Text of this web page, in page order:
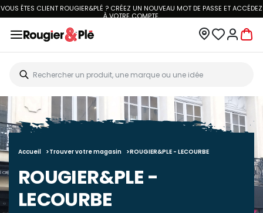
VOUS ÊTES CLIENT ROUGIER&PLÉ ? CRÉEZ UN NOUVEAU MOT DE PASSE ET ACCÉDEZ
ÀVOTRE COMPTE.
Accueil Trouver votre magasin ROUGIER&PLE - LECOURBE
ROUGIER&PLE -
LECOURBE